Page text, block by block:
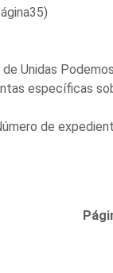
Unidas
específicas
de